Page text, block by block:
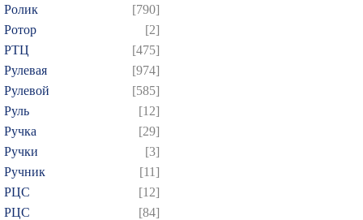
Ролик
[790]
Ротор
[2]
РТЦ
[475]
Рулевая
[974]
Рулевой
[585]
Руль
[12]
Ручка
[29]
Ручки
[3]
Ручник
[11]
РЦC
[12]
РЦС
[84]